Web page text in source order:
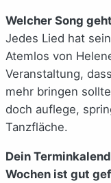
Welcher Song
Jedes Lied hat
Atemlos von
Veranstaltung,
mehr bringen
doch auflege,
Tanzfläche.
Dein
Wochen ist gut